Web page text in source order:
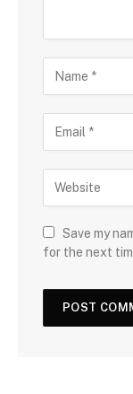
Save my
for the next